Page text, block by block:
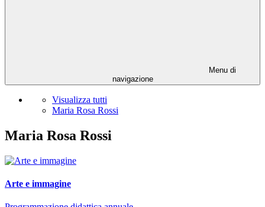
Menu di
navigazione
Visualizza tutti
Maria Rosa Rossi
Maria Rosa Rossi
Arte e immagine